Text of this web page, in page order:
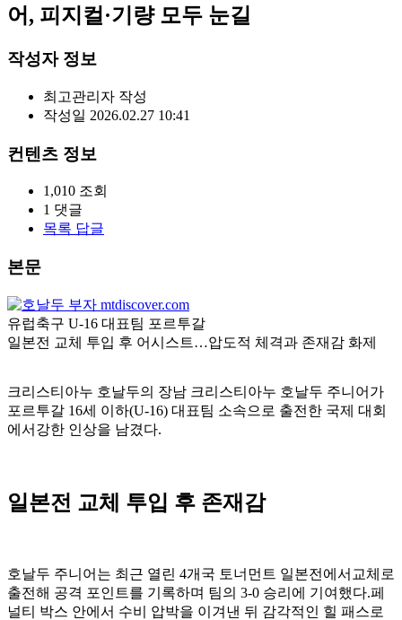
어, 피지컬·기량 모두 눈길
작성자 정보
최고관리자 작성
작성일 2026.02.27 10:41
컨텐츠 정보
1,010 조회
1 댓글
목록 답글
본문
유럽축구 U-16 대표팀 포르투갈
일본전 교체 투입 후 어시스트…압도적 체격과 존재감 화제
크리스티아누 호날두의 장남 크리스티아누 호날두 주니어가
포르투갈 16세 이하(U-16) 대표팀 소속으로 출전한 국제 대회
에서강한 인상을 남겼다.
일본전 교체 투입 후 존재감
호날두 주니어는 최근 열린 4개국 토너먼트 일본전에서교체로
출전해 공격 포인트를 기록하며 팀의 3-0 승리에 기여했다.페
널티 박스 안에서 수비 압박을 이겨낸 뒤 감각적인 힐 패스로